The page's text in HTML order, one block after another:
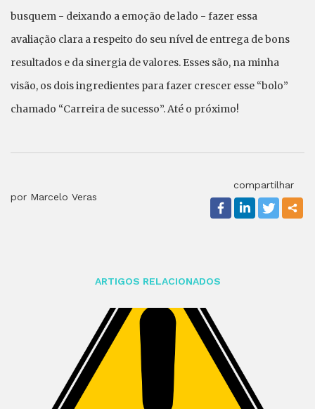
busquem - deixando a emoção de lado - fazer essa
avaliação clara a respeito do seu nível de entrega de bons
resultados e da sinergia de valores. Esses são, na minha
visão, os dois ingredientes para fazer crescer esse “bolo”
chamado “Carreira de sucesso”. Até o próximo!
por Marcelo Veras
compartilhar
ARTIGOS RELACIONADOS